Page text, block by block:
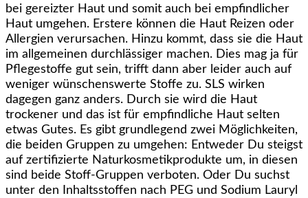
bei gereizter Haut und somit auch bei empfindlicher
Haut umgehen. Erstere können die Haut Reizen oder
Allergien verursachen. Hinzu kommt, dass sie die Haut
im allgemeinen durchlässiger machen. Dies mag ja für
Pflegestoffe gut sein, trifft dann aber leider auch auf
weniger wünschenswerte Stoffe zu. SLS wirken
dagegen ganz anders. Durch sie wird die Haut
trockener und das ist für empfindliche Haut selten
etwas Gutes. Es gibt grundlegend zwei Möglichkeiten,
die beiden Gruppen zu umgehen: Entweder Du steigst
auf zertifizierte Naturkosmetikprodukte um, in diesen
sind beide Stoff-Gruppen verboten. Oder Du suchst
unter den Inhaltsstoffen nach PEG und Sodium Lauryl